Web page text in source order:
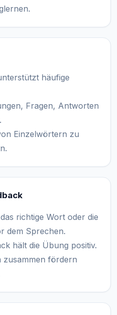
häufige
Fragen, Antworten
Einzelwörtern zu
richtige Wort oder die
dem Sprechen.
hält die Übung positiv.
fördern